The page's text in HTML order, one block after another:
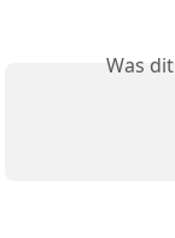
Was